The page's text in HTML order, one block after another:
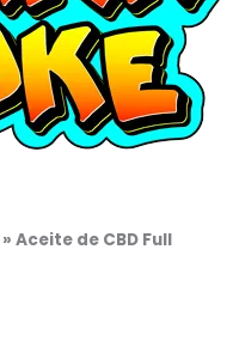
» Aceite de CBD Full